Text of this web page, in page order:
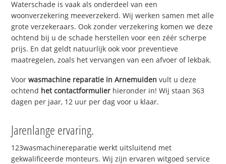
Waterschade is vaak als onderdeel van een
woonverzekering meeverzekerd. Wij werken samen met alle
grote verzekeraars. Ook zonder verzekering komen we deze
ochtend bij u de schade herstellen voor een zéér scherpe
prijs. En dat geldt natuurlijk ook voor preventieve
maatregelen, zoals het vervangen van een afvoer of lekbak.
Voorwasmachine reparatie in Arnemuiden vult u deze
ochtend het contactformulier hieronder in! Wij staan 363
dagen per jaar, 12 uur per dag voor u klaar.
Jarenlange ervaring.
123wasmachinereparatie werkt uitsluitend met
gekwalificeerde monteurs. Wij zijn ervaren witgoed service